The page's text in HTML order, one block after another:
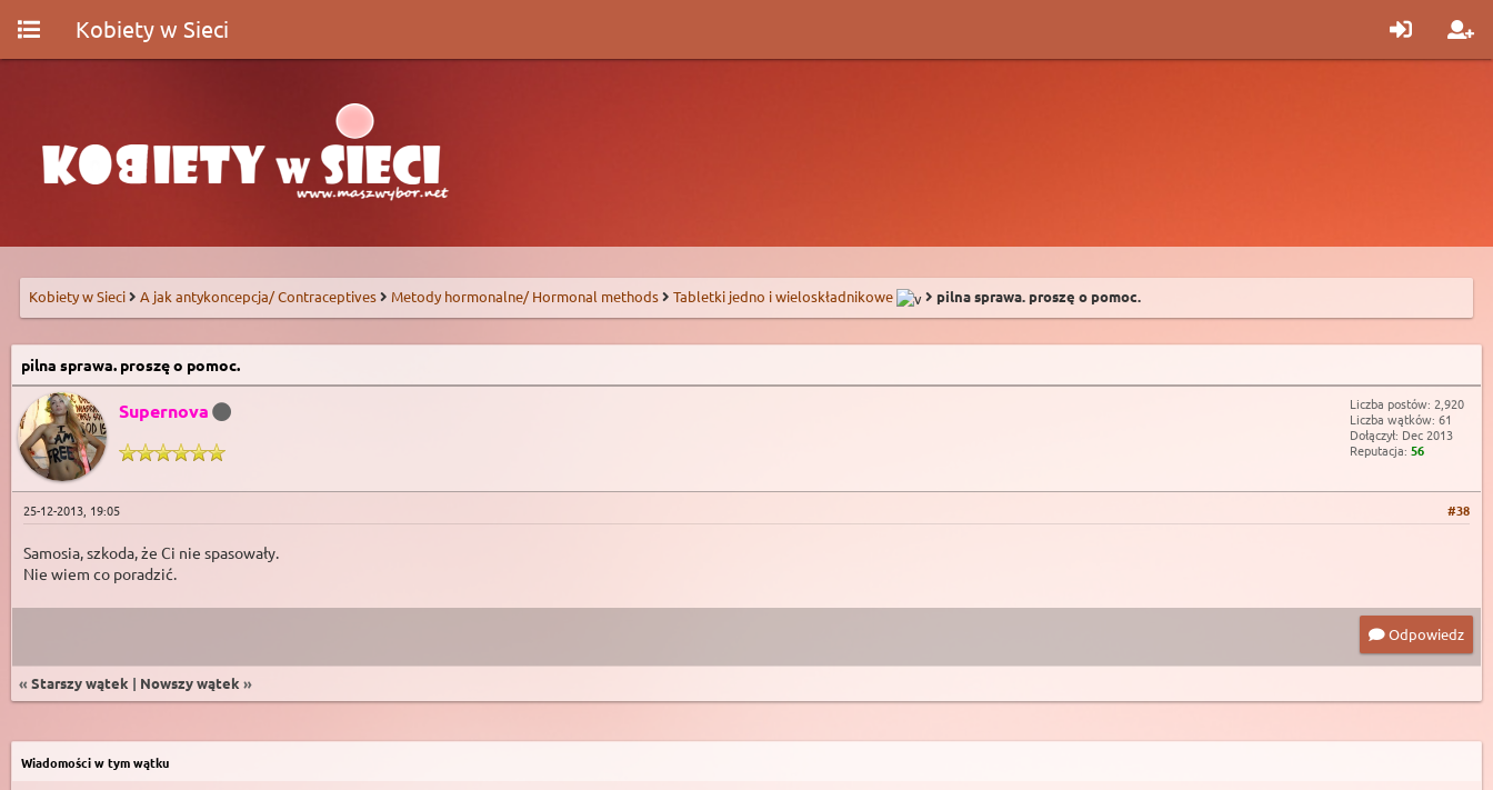
Kobiety w Sieci
Kobiety w Sieci A jak antykoncepcja/ Contraceptives Metody hormonalne/ Hormonal methods Tabletki jedno i wieloskładnikowe pilna sprawa. proszę o pomoc.
pilna sprawa. proszę o pomoc.
Supernova
Liczba postów: 2,920
Liczba wątków: 61
Dołączył: Dec 2013
Reputacja: 56
#38
25-12-2013, 19:05
Samosia, szkoda, że Ci nie spasowały.
Nie wiem co poradzić.
Odpowiedz
« Starszy wątek | Nowszy wątek »
Wiadomości w tym wątku